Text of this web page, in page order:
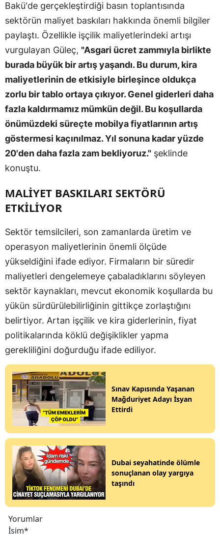
Bakü'de gerçekleştirdiği basın toplantısında
sektörün maliyet baskıları hakkında önemli bilgiler
paylaştı. Özellikle işçilik maliyetlerindeki artışı
vurgulayan Güleç, "Asgari ücret zammıyla birlikte
burada büyük bir artış yaşandı. Bu durum, kira
maliyetlerinin de etkisiyle birleşince oldukça
zorlu bir tablo ortaya çıkıyor. Genel giderleri daha
fazla kaldırmamız mümkün değil. Bu koşullarda
önümüzdeki süreçte mobilya fiyatlarının artış
göstermesi kaçınılmaz. Yıl sonuna kadar yüzde
20'den daha fazla zam bekliyoruz." şeklinde
konuştu.
MALİYET BASKILARI SEKTÖRÜ
ETKİLİYOR
Sektör temsilcileri, son zamanlarda üretim ve
operasyon maliyetlerinin önemli ölçüde
yükseldiğini ifade ediyor. Firmaların bir süredir
maliyetleri dengelemeye çabaladıklarını söyleyen
sektör kaynakları, mevcut ekonomik koşullarda bu
yükün sürdürülebilirliğinin gittikçe zorlaştığını
belirtiyor. Artan işçilik ve kira giderlerinin, fiyat
politikalarında köklü değişiklikler yapma
gerekliliğini doğurduğu ifade ediliyor.
Sınav Kapısında Yaşanan
Mağduriyet Adayı İsyan
Ettirdi
Dubai seyahatinde ölümle
sonuçlanan olay yargıya
taşındı
Yorumlar
İsim*